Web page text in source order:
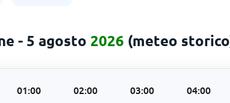
- 5 agosto 2026 (meteo
01:00 02:00 03:00 04:00